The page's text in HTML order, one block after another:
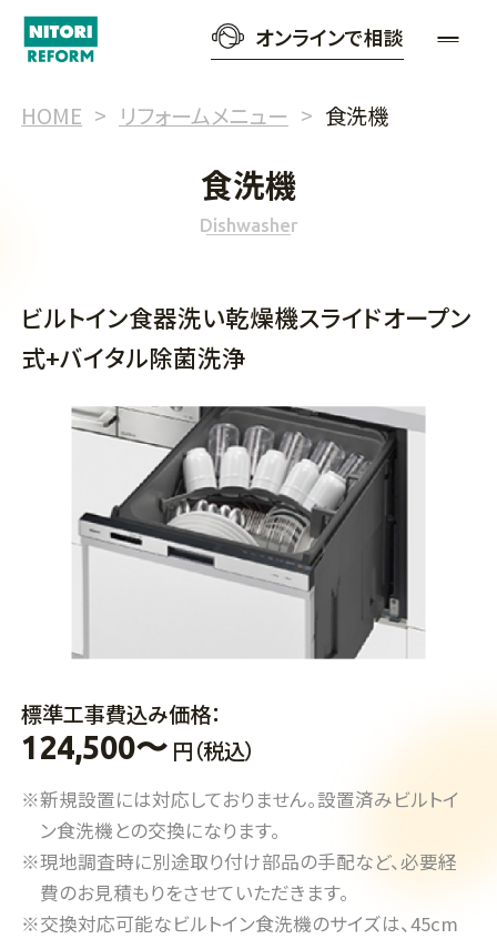
オンラインで相談
食洗機
Dishwasher
HOME リフォームメニュー 食洗機
ビルトイン食器洗い乾燥機スライドオープン
式+バイタル除菌洗浄
標準工事費込み価格：
124,500〜 円（税込）
※新規設置には対応しておりません。設置済みビルトイ
ン食洗機との交換になります。
※現地調査時に別途取り付け部品の手配など、必要経
費のお見積もりをさせていただきます。
※交換対応可能なビルトイン食洗機のサイズは、45cm